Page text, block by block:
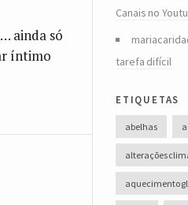
ainda só
íntimo
Canais no
tarefa difícil
etiquetas
abelhas
alterações
aquecimento